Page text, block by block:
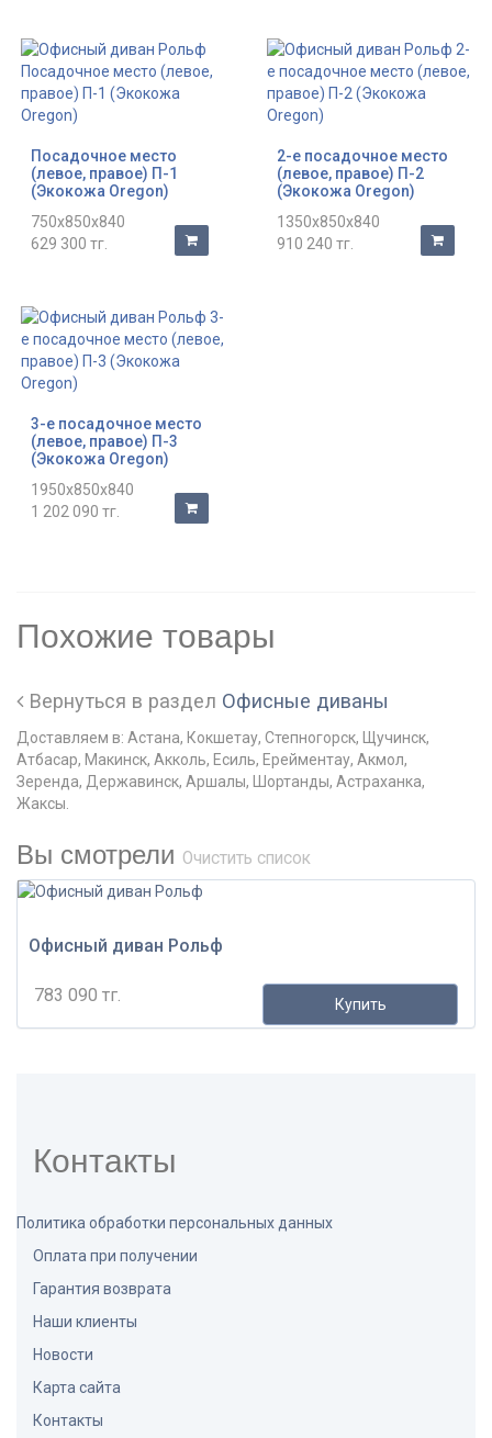
Посадочное место
(левое, правое) П-1
(Экокожа Oregon)
750x850x840
629 300 тг.
2-е посадочное место
(левое, правое) П-2
(Экокожа Oregon)
1350x850x840
910 240 тг.
3-е посадочное место
(левое, правое) П-3
(Экокожа Oregon)
1950x850x840
1 202 090 тг.
Похожие товары
Вернуться в раздел Офисные диваны
Доставляем в: Астана, Кокшетау, Степногорск, Щучинск,
Атбасар, Макинск, Акколь, Есиль, Ерейментау, Акмол,
Зеренда, Державинск, Аршалы, Шортанды, Астраханка,
Жаксы.
Вы смотрели Очистить список
Офисный диван Рольф
783 090 тг. Купить
Контакты
Политика обработки персональных данных
Оплата при получении
Гарантия возврата
Наши клиенты
Новости
Карта сайта
Контакты